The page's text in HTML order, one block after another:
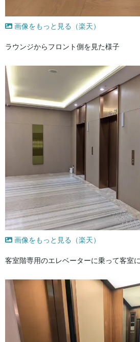
画像をもっと見る（楽天）
ラウンジからフロント側を見た様子
画像をもっと見る（楽天）
客室階専用のエレベーターに乗って客室